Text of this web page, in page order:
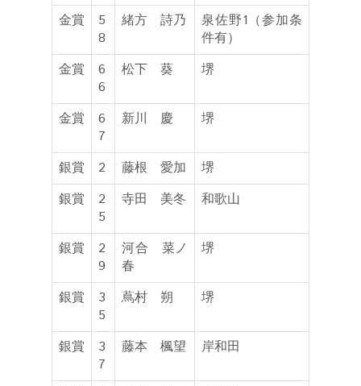
金賞
5
8
緒方 詩乃
泉佐野1（参加条
件有）
金賞
6
6
松下 葵 堺
金賞
6
7
新川 慶 堺
銀賞 2 藤根 愛加
堺
銀賞
2
5
寺田 美冬 和歌山
銀賞
2
9
河合 菜ノ
春
堺
銀賞
3
5
蔦村 朔 堺
銀賞
3
7
藤本 楓望 岸和田